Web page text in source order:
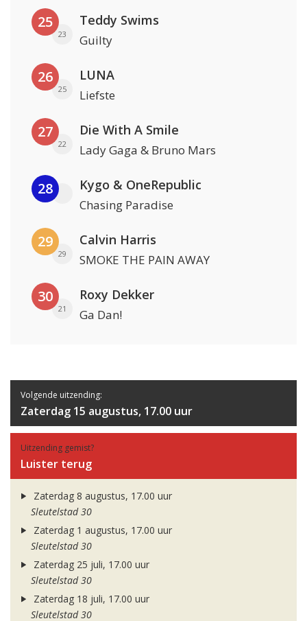
25
23
Teddy Swims
Guilty
26
25
LUNA
Liefste
27
22
Die With A Smile
Lady Gaga & Bruno Mars
28 Kygo & OneRepublic
Chasing Paradise
29
29
Calvin Harris
SMOKE THE PAIN AWAY
30
21
Roxy Dekker
Ga Dan!
Volgende uitzending:
Zaterdag 15 augustus, 17.00 uur
Uitzending gemist?
Luister terug
Zaterdag 8 augustus, 17.00 uur
Sleutelstad 30
Zaterdag 1 augustus, 17.00 uur
Sleutelstad 30
Zaterdag 25 juli, 17.00 uur
Sleutelstad 30
Zaterdag 18 juli, 17.00 uur
Sleutelstad 30